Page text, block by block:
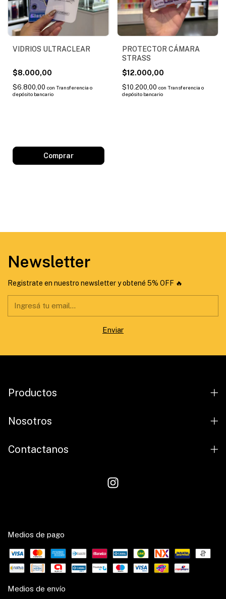
VIDRIOS ULTRACLEAR
$8.000,00
$6.800,00 con Transferencia o
depósito bancario
Comprar
PROTECTOR CÁMARA
STRASS
$12.000,00
$10.200,00 con Transferencia o
depósito bancario
Newsletter
Registrate en nuestro newsletter y obtené 5% OFF 🔥
Productos
Nosotros
Contactanos
Medios de pago
Medios de envío